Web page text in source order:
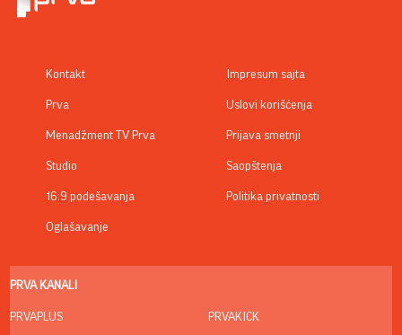
Kontakt
Prva
Menadžment TV Prva
Studio
16:9 podešavanja
Oglašavanje
Impresum sajta
Uslovi korišćenja
Prijava smetnji
Saopštenja
Politika privatnosti
PRVA KANALI
PRVAPLUS PRVAKICK